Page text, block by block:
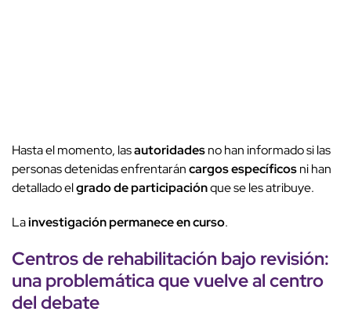
Hasta el momento, lasautoridadesno han informado si las
personas detenidas enfrentaráncargos específicosni han
detallado elgrado de participaciónque se les atribuye.
Lainvestigaciónpermanece en curso.
Centros de rehabilitación bajo revisión:
una problemática que vuelve al centro
deldebate